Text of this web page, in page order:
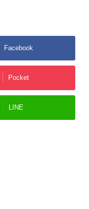
Facebook
Pocket
LINE